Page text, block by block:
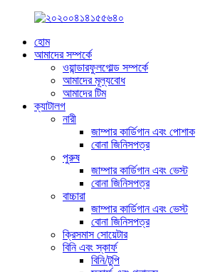
হোম
আমাদের সম্পর্কে
ওয়ান্ডারফুলগোল্ড সম্পর্কে
আমাদের মূল্যবোধ
আমাদের টিম
ক্যাটালগ
নারী
জাম্পার কার্ডিগান এবং পোশাক
বোনা জিনিসপত্র
পুরুষ
জাম্পার কার্ডিগান এবং ভেস্ট
বোনা জিনিসপত্র
বাচ্চারা
জাম্পার কার্ডিগান এবং ভেস্ট
বোনা জিনিসপত্র
ক্রিসমাস সোয়েটার
বিনি এবং স্কার্ফ
বিনি/টুপি